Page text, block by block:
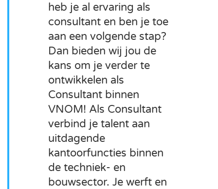
heb je al ervaring als
consultant en ben je toe
aan een volgende stap?
Dan bieden wij jou de
kans om je verder te
ontwikkelen als
Consultant binnen
VNOM! Als Consultant
verbind je talent aan
uitdagende
kantoorfuncties binnen
de techniek- en
bouwsector. Je werft en